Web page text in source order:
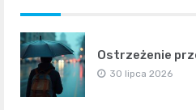
Ostrzeżenie
30 lipca 2026